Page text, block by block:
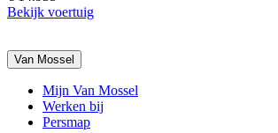
Bekijk voertuig
Van Mossel
Mijn Van Mossel
Werken bij
Persmap